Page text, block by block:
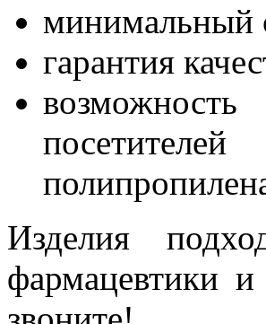
минимальный
гарантия
Изделия
фармацевтики